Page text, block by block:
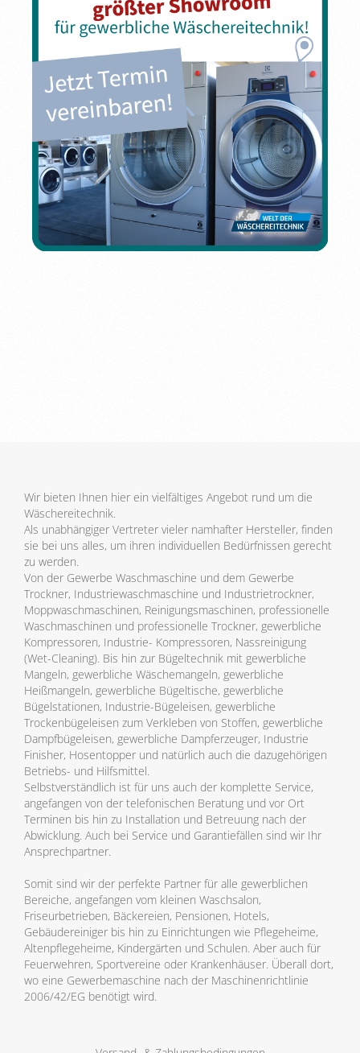
Wir bieten Ihnen hier ein vielfältiges Angebot rund um die
Wäschereitechnik.
Als unabhängiger Vertreter vieler namhafter Hersteller, finden
sie bei uns alles, um ihren individuellen Bedürfnissen gerecht
zu werden.
Von der Gewerbe Waschmaschine und dem Gewerbe
Trockner, Industriewaschmaschine und Industrietrockner,
Moppwaschmaschinen, Reinigungsmaschinen, professionelle
Waschmaschinen und professionelle Trockner, gewerbliche
Kompressoren, Industrie- Kompressoren, Nassreinigung
(Wet-Cleaning). Bis hin zur Bügeltechnik mit gewerbliche
Mangeln, gewerbliche Wäschemangeln, gewerbliche
Heißmangeln, gewerbliche Bügeltische, gewerbliche
Bügelstationen, Industrie-Bügeleisen, gewerbliche
Trockenbügeleisen zum Verkleben von Stoffen, gewerbliche
Dampfbügeleisen, gewerbliche Dampferzeuger, Industrie
Finisher, Hosentopper und natürlich auch die dazugehörigen
Betriebs- und Hilfsmittel.
Selbstverständlich ist für uns auch der komplette Service,
angefangen von der telefonischen Beratung und vor Ort
Terminen bis hin zu Installation und Betreuung nach der
Abwicklung. Auch bei Service und Garantiefällen sind wir Ihr
Ansprechpartner.
Somit sind wir der perfekte Partner für alle gewerblichen
Bereiche, angefangen vom kleinen Waschsalon,
Friseurbetrieben, Bäckereien, Pensionen, Hotels,
Gebäudereiniger bis hin zu Einrichtungen wie Pflegeheime,
Altenpflegeheime, Kindergärten und Schulen. Aber auch für
Feuerwehren, Sportvereine oder Krankenhäuser. Überall dort,
wo eine Gewerbemaschine nach der Maschinenrichtlinie
2006/42/EG benötigt wird.